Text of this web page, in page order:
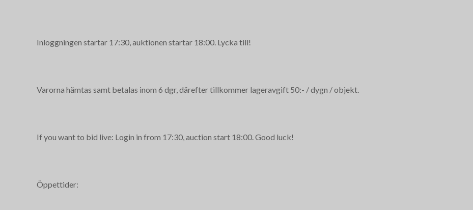
Inloggningen startar 17:30, auktionen startar 18:00. Lycka till!
Varorna hämtas samt betalas inom 6 dgr, därefter tillkommer lageravgift 50:- / dygn / objekt.
If you want to bid live: Login in from 17:30, auction start 18:00. Good luck!
Öppettider: